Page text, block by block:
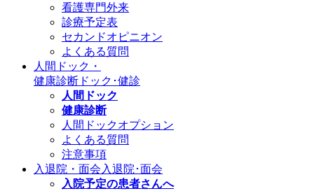
看護専門外来
診療予定表
セカンドオピニオン
よくある質問
人間ドック・
健康診断 ドック･健診
人間ドック
健康診断
人間ドックオプション
よくある質問
注意事項
入退院・面会 入退院･面会
入院予定の患者さんへ